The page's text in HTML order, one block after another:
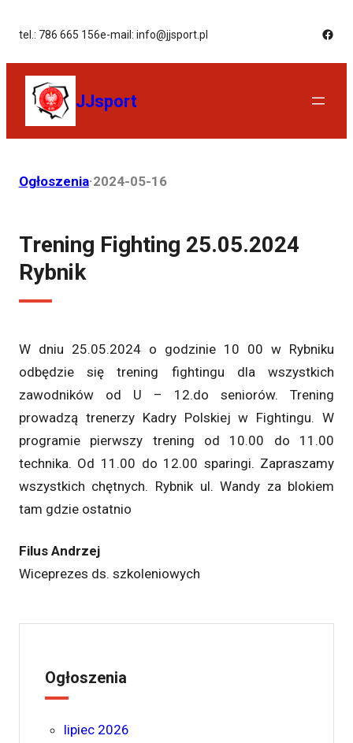
tel.: 786 665 156e-mail: info@jjsport.pl
JJsport
Ogłoszenia·2024-05-16
Trening Fighting 25.05.2024
Rybnik
W dniu 25.05.2024 o godzinie 10 00 w Rybniku
odbędzie się trening fightingu dla wszystkich
zawodników od U – 12.do seniorów. Trening
prowadzą trenerzy Kadry Polskiej w Fightingu. W
programie pierwszy trening od 10.00 do 11.00
technika. Od 11.00 do 12.00 sparingi. Zapraszamy
wszystkich chętnych. Rybnik ul. Wandy za blokiem
tam gdzie ostatnio
Filus Andrzej
Wiceprezes ds. szkoleniowych
Ogłoszenia
lipiec 2026